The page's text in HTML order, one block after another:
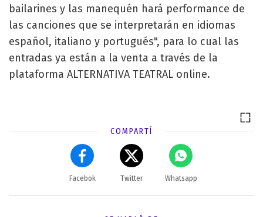
bailarines y las manequén hará performance de
las canciones que se interpretarán en idiomas
español, italiano y portugués", para lo cual las
entradas ya están a la venta a través de la
plataforma ALTERNATIVA TEATRAL online.
COMPARTÍ
Facebok Twitter Whatsapp